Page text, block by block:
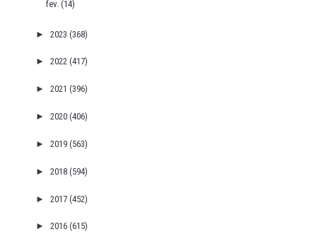
fev.(14)
► 2023 (368)
► 2022 (417)
► 2021 (396)
► 2020 (406)
► 2019 (563)
► 2018 (594)
► 2017 (452)
► 2016 (615)